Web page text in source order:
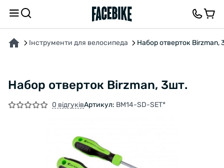
Інструменти для велосипеда Набор отверток Birzman,
Набор отверток Birzman, 3шт.
0 відгуківАртикул: BM14-SD-SET*
ПРО ТОВАР ВІДГУКИ ТА ЗАПИТАННЯ